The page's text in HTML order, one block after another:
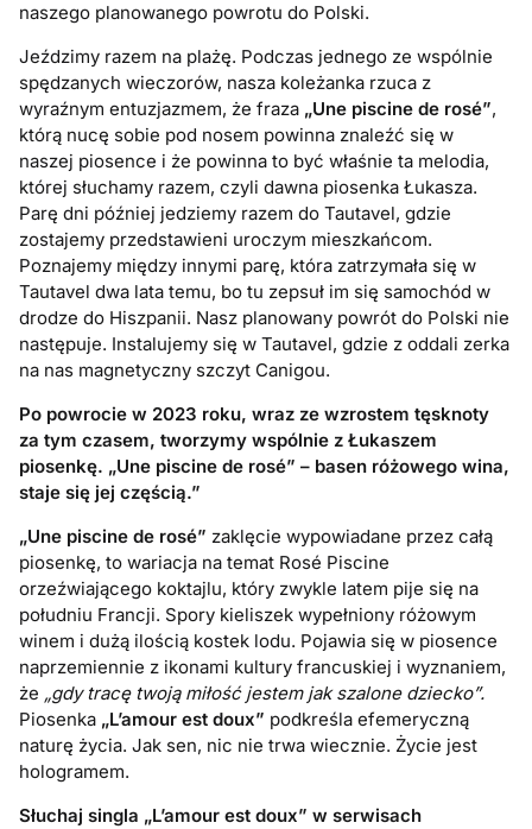
naszego planowanego powrotu do Polski.
Jeździmy razem na plażę. Podczas jednego ze wspólnie
spędzanych wieczorów, nasza koleżanka rzuca z
wyraźnym entuzjazmem, że fraza „Une piscine de rosé”,
którą nucę sobie pod nosem powinna znaleźć się w
naszej piosence i że powinna to być właśnie ta melodia,
której słuchamy razem, czyli dawna piosenka Łukasza.
Parę dni później jedziemy razem do Tautavel, gdzie
zostajemy przedstawieni uroczym mieszkańcom.
Poznajemy między innymi parę, która zatrzymała się w
Tautavel dwa lata temu, bo tu zepsuł im się samochód w
drodze do Hiszpanii. Nasz planowany powrót do Polski nie
następuje. Instalujemy się w Tautavel, gdzie z oddali zerka
na nas magnetyczny szczyt Canigou.
Po powrocie w 2023 roku, wraz ze wzrostem tęsknoty
za tym czasem, tworzymy wspólnie z Łukaszem
piosenkę. „Une piscine de rosé” – basen różowego wina,
staje się jej częścią.”
„Une piscine de rosé” zaklęcie wypowiadane przez całą
piosenkę, to wariacja na temat Rosé Piscine
orzeźwiającego koktajlu, który zwykle latem pije się na
południu Francji. Spory kieliszek wypełniony różowym
winem i dużą ilością kostek lodu. Pojawia się w piosence
naprzemiennie z ikonami kultury francuskiej i wyznaniem,
że „gdy tracę twoją miłość jestem jak szalone dziecko”.
Piosenka „L’amour est doux” podkreśla efemeryczną
naturę życia. Jak sen, nic nie trwa wiecznie. Życie jest
hologramem.
Słuchaj singla „L’amour est doux” w serwisach